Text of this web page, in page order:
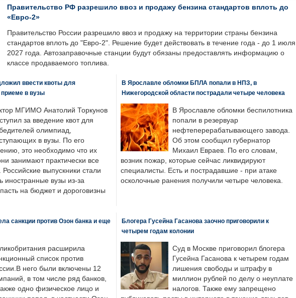
Правительство РФ разрешило ввоз и продажу бензина стандартов вплоть до
«Евро-2»
Правительство России разрешило ввоз и продажу на территории страны бензина
стандартов вплоть до "Евро-2". Решение будет действовать в течение года - до 1 июля
2027 года. Автозаправочные станции будут обязаны предоставлять информацию о
классе продаваемого топлива.
ввести квоты для
в вузы
МГИМО Анатолий Торкунов
за введение квот для
олимпиад,
в вузы. По его
это необходимо что их
занимают практически все
выпускники стали
иностранные вузы из-за
на бюджет и дороговизны
В Ярославле обломки БПЛА попали в НПЗ, в
Нижегородской области пострадали четыре человека
В Ярославле обломки беспилотника
попали в резервуар
нефтеперерабатывающего завода.
Об этом сообщил губернатор
Михаил Евраев. По его словам,
возник пожар, которые сейчас ликвидируют
специалисты. Есть и пострадавшие - при атаке
осколочные ранения получили четыре человека.
санкции против Озон банка и еще
расширила
список против
него были включены 12
в том числе ряд банков,
одно физическое лицо и
Блогера Гусейна Гасанова заочно приговорили к
четырем годам колонии
Суд в Москве приговорил блогера
Гусейна Гасанова к четырем годам
лишения свободы и штрафу в
миллион рублей по делу о неуплате
налогов. Также ему запрещено